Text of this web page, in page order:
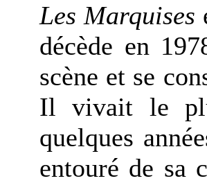
Les Marquises
décède en
scène et se
Il vivait le
quelques
entouré de sa